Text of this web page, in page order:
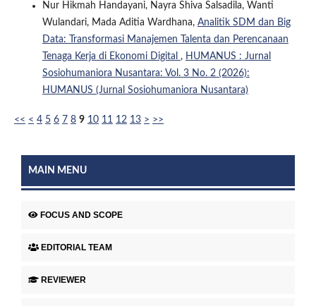
Nur Hikmah Handayani, Nayra Shiva Salsadila, Wanti
Wulandari, Mada Aditia Wardhana, Analitik SDM dan Big
Data: Transformasi Manajemen Talenta dan Perencanaan
Tenaga Kerja di Ekonomi Digital , HUMANUS : Jurnal
Sosiohumaniora Nusantara: Vol. 3 No. 2 (2026):
HUMANUS (Jurnal Sosiohumaniora Nusantara)
<< < 4 5 6 7 8 9 10 11 12 13 > >>
MAIN MENU
FOCUS AND SCOPE
EDITORIAL TEAM
REVIEWER